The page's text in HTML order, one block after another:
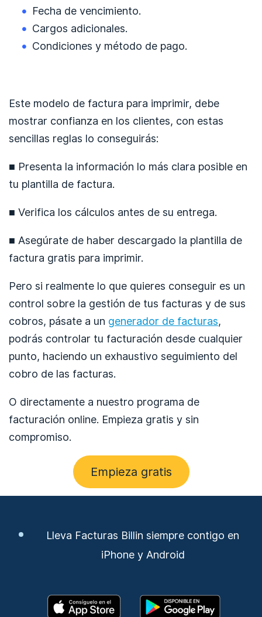
Fecha de vencimiento.
Cargos adicionales.
Condiciones y método de pago.
Este modelo de factura para imprimir, debe
mostrar confianza en los clientes, con estas
sencillas reglas lo conseguirás:
■ Presenta la información lo más clara posible en
tu plantilla de factura.
■ Verifica los cálculos antes de su entrega.
■ Asegúrate de haber descargado la plantilla de
factura gratis para imprimir.
Pero si realmente lo que quieres conseguir es un
control sobre la gestión de tus facturas y de sus
cobros, pásate a un generador de facturas,
podrás controlar tu facturación desde cualquier
punto, haciendo un exhaustivo seguimiento del
cobro de las facturas.
O directamente a nuestro programa de
facturación online. Empieza gratis y sin
compromiso.
Empieza gratis
Lleva Facturas Billin siempre contigo en
iPhone y Android